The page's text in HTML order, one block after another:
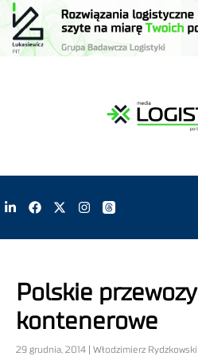
Polskie przewozy
kontenerowe
29 grudnia, 2014 | Włodzimierz Rydzkowski